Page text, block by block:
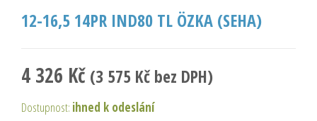
12-16,5 14PR IND80 TL ÖZKA (SEHA)
4 326 Kč (3 575 Kč bez DPH)
Dostupnost: ihned k odeslání